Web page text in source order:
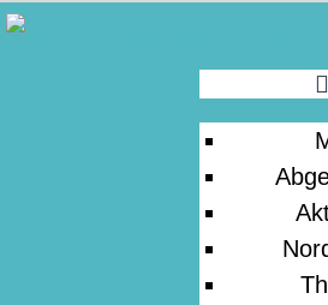
MOIN!
AKTUELLES